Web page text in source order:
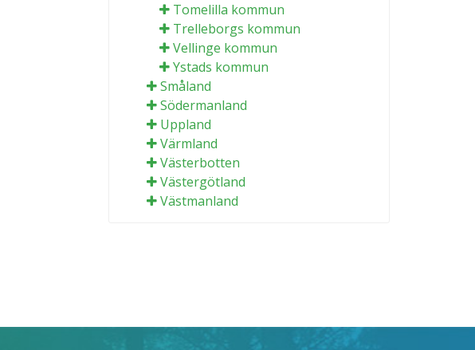
Tomelilla kommun
Trelleborgs kommun
Vellinge kommun
Ystads kommun
Småland
Södermanland
Uppland
Värmland
Västerbotten
Västergötland
Västmanland